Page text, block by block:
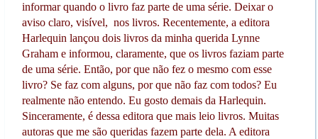
informar quando o livro faz parte de uma série. Deixar o
aviso claro, visível, nos livros. Recentemente, a editora
Harlequin lançou dois livros da minha querida Lynne
Graham e informou, claramente, que os livros faziam parte
de uma série. Então, por que não fez o mesmo com esse
livro? Se faz com alguns, por que não faz com todos? Eu
realmente não entendo. Eu gosto demais da Harlequin.
Sinceramente, é dessa editora que mais leio livros. Muitas
autoras que me são queridas fazem parte dela. A editora